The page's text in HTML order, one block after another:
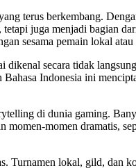
terus berkembang.
juga menjadi bagian
sesama pemain lokal
secara tidak
Indonesia ini
di dunia gaming.
momen dramatis,
lokal, gild, dan